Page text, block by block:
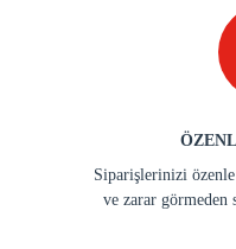
Siparişlerinizi
ve zarar görmeden